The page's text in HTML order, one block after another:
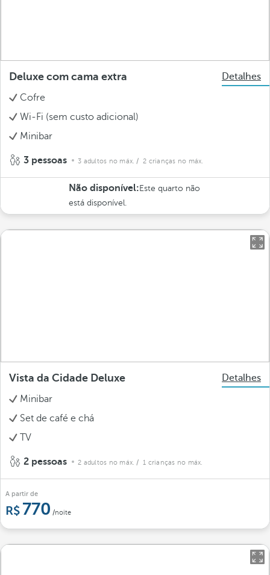
Deluxe com cama extra
Detalhes
Cofre
Wi-Fi (sem custo adicional)
Minibar
3 pessoas 3 adultos no máx. / 2 crianças no máx.
Não disponível: Este quarto não
está disponível.
Vista da Cidade Deluxe
Detalhes
Minibar
Set de café e chá
TV
2 pessoas 2 adultos no máx. / 1 crianças no máx.
A partir de
770 /noite